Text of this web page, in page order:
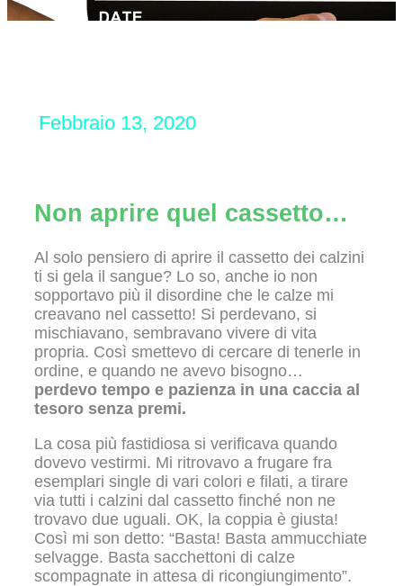
Febbraio 13, 2020
Non aprire quel cassetto…
Al solo pensiero di aprire il cassetto dei calzini
ti si gela il sangue? Lo so, anche io non
sopportavo più il disordine che le calze mi
creavano nel cassetto! Si perdevano, si
mischiavano, sembravano vivere di vita
propria. Così smettevo di cercare di tenerle in
ordine, e quando ne avevo bisogno…
perdevo tempo e pazienza in una caccia al
tesoro senza premi.
La cosa più fastidiosa si verificava quando
dovevo vestirmi. Mi ritrovavo a frugare fra
esemplari single di vari colori e filati, a tirare
via tutti i calzini dal cassetto finché non ne
trovavo due uguali. OK, la coppia è giusta!
Così mi son detto: “Basta! Basta ammucchiate
selvagge. Basta sacchettoni di calze
scompagnate in attesa di ricongiungimento”.